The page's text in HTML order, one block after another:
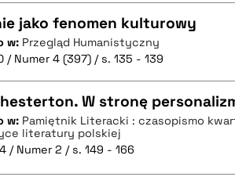
TEKST
jako fenomen kulturowy
w: Przegląd Humanistyczny
/ Numer 4 (397) / s. 135 - 139
TEKST
W stronę
w: Pamiętnik Literacki : czasopismo
literatury polskiej
/ Numer 2 / s. 149 - 166